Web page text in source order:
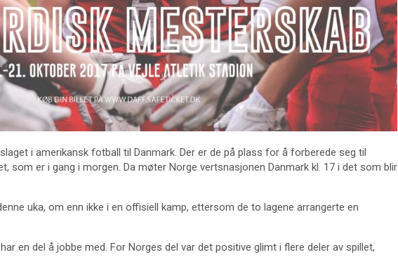
i amerikansk fotball til Danmark. Der er de på plass for å forberede seg til
som er i gang i morgen. Da møter Norge vertsnasjonen Danmark kl. 17 i det som blir
uka, om enn ikke i en offisiell kamp, ettersom de to lagene arrangerte en
en del å jobbe med. For Norges del var det positive glimt i flere deler av spillet,